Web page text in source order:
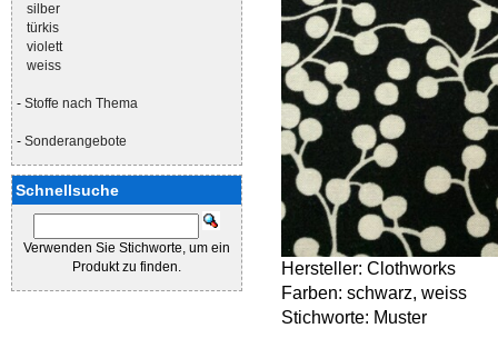
silber
türkis
violett
weiss
- Stoffe nach Thema
- Sonderangebote
Schnellsuche
Verwenden Sie Stichworte, um ein
Produkt zu finden.
Hersteller: Clothworks
Farben: schwarz, weiss
Stichworte: Muster